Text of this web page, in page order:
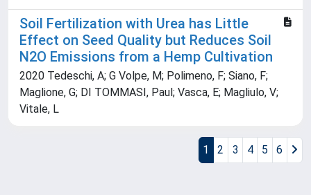
Soil Fertilization with Urea has Little
Effect on Seed Quality but Reduces Soil
N2O Emissions from a Hemp Cultivation
2020 Tedeschi, A; G Volpe, M; Polimeno, F; Siano, F;
Maglione, G; DI TOMMASI, Paul; Vasca, E; Magliulo, V;
Vitale, L
1 2 3 4 5 6